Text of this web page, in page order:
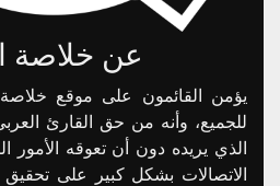
عن خلاصة
يؤمن القائمون على موقع
للجميع، وأنه من حق القارئ
الذي يريده دون أن تعوقه الأمور
الاتصالات بشكل كبير على